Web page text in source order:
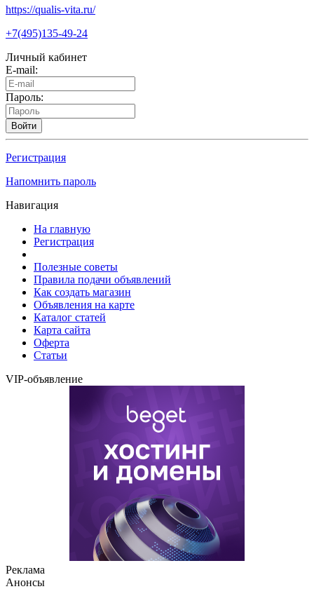
https://qualis-vita.ru/
+7(495)135-49-24
Личный кабинет
E-mail:
Пароль:
Войти
Регистрация
Напомнить пароль
Навигация
На главную
Регистрация
Полезные советы
Правила подачи объявлений
Как создать магазин
Объявления на карте
Каталог статей
Карта сайта
Оферта
Статьи
VIP-объявление
Реклама
Анонсы